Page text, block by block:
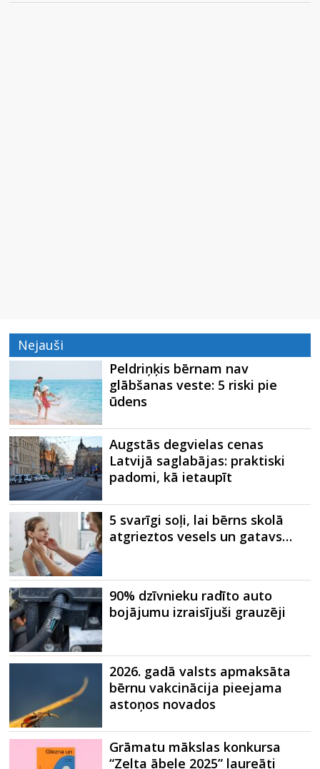
Nejauši
Peldriņķis bērnam nav
glābšanas veste: 5 riski pie
ūdens
Augstās degvielas cenas
Latvijā saglabājas: praktiski
padomi, kā ietaupīt
5 svarīgi soļi, lai bērns skolā
atgrieztos vesels un gatavs…
90% dzīvnieku radīto auto
bojājumu izraisījuši grauzēji
2026. gadā valsts apmaksāta
bērnu vakcinācija pieejama
astoņos novados
Grāmatu mākslas konkursa
“Zelta ābele 2025” laureāti